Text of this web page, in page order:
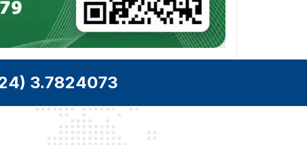
3.7824073